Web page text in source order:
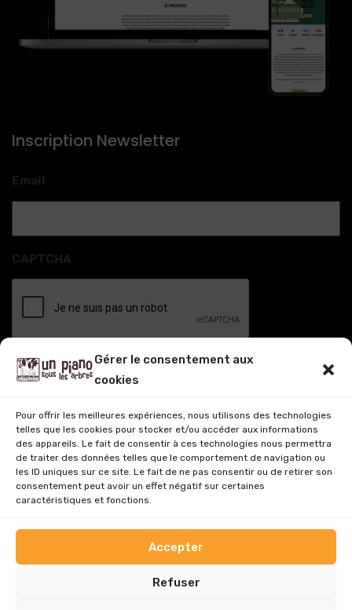
Gérer le consentement aux
cookies
Pour offrir les meilleures expériences, nous utilisons des technologies
telles que les cookies pour stocker et/ou accéder aux informations
des appareils. Le fait de consentir à ces technologies nous permettra
de traiter des données telles que le comportement de navigation ou
les ID uniques sur ce site. Le fait de ne pas consentir ou de retirer son
consentement peut avoir un effet négatif sur certaines
caractéristiques et fonctions.
Accepter
Refuser
Inscription Newsletter
Email
CAPTCHA